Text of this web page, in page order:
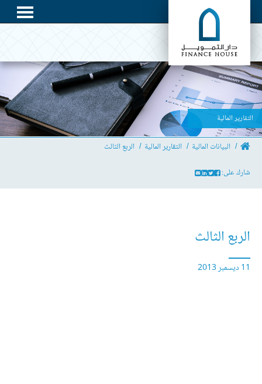
التقارير المالية
البيانات المالية التقارير المالية
الربع الثالث
شارك على:
الربع الثالث
11 ديسمبر 2013